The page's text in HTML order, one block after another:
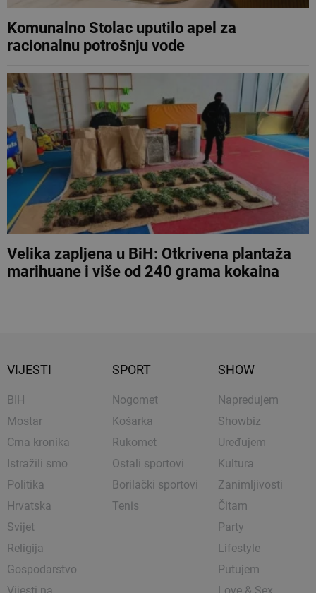
Komunalno Stolac uputilo apel za
racionalnu potrošnju vode
Velika zapljena u BiH: Otkrivena plantaža
marihuane i više od 240 grama kokaina
VIJESTI
BIH
Mostar
Crna kronika
Istražili smo
Politika
Hrvatska
Svijet
Religija
Gospodarstvo
SPORT
Nogomet
Košarka
Rukomet
Ostali sportovi
Borilački sportovi
Tenis
SHOW
Napredujem
Showbiz
Uređujem
Kultura
Zanimljivosti
Čitam
Party
Lifestyle
Putujem